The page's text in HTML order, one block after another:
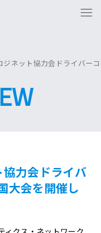
ジネット協力会ドライバー
力会ドライバ
大会を開催し